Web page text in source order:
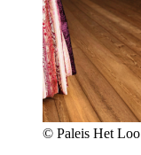
© Paleis Het Loo